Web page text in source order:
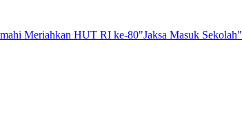
Meriahkan HUT RI ke-80"Jaksa Masuk Sekolah"